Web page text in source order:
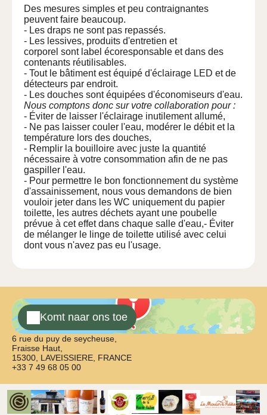
Des mesures simples et peu contraignantes
peuvent faire beaucoup.
- Les draps ne sont pas repassés.
- Les lessives, produits d'entretien et
corporel sont label écoresponsable et dans des
contenants réutilisables.
- Tout le bâtiment est équipé d'éclairage LED et de
détecteurs par endroit.
- Les douches sont équipées d'économiseurs d'eau.
Nous comptons donc sur votre collaboration pour :
- Éviter de laisser l'éclairage inutilement allumé,
- Ne pas laisser couler l'eau, modérer le débit et la
température lors des douches,
- Remplir la bouilloire avec juste la quantité
nécessaire à votre consommation afin de ne pas
gaspiller l'eau.
- Pour permettre le bon fonctionnement du système
d'assainissement, nous vous demandons de bien
vouloir jeter dans les WC uniquement du papier
toilette, les autres déchets ayant une poubelle
prévue à cet effet dans chaque salle d'eau,- Éviter
de mélanger le linge de toilette utilisé avec celui
dont vous n'avez pas eu l'usage.
Komt naar ons toe
6 rue du puy de seycheuse,
Fraisse Haut,
15300, LAVEISSIERE, FRANCE
+33 7 49 68 05 00